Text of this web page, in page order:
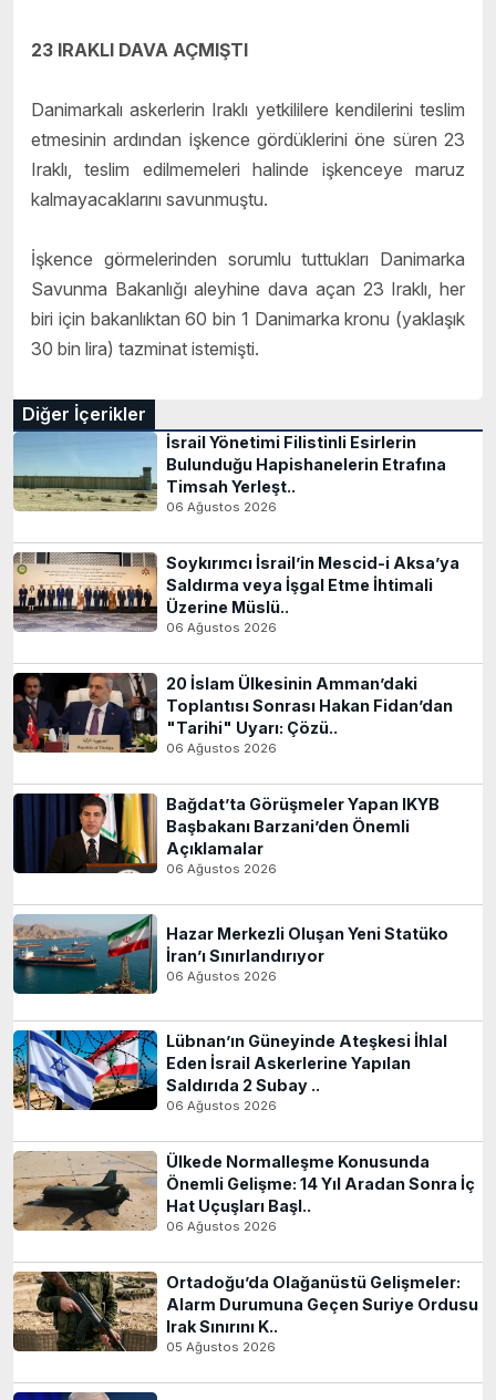
23 IRAKLI DAVA AÇMIŞTI
Danimarkalı askerlerin Iraklı yetkililere kendilerini teslim
etmesinin ardından işkence gördüklerini öne süren 23
Iraklı, teslim edilmemeleri halinde işkenceye maruz
kalmayacaklarını savunmuştu.
İşkence görmelerinden sorumlu tuttukları Danimarka
Savunma Bakanlığı aleyhine dava açan 23 Iraklı, her
biri için bakanlıktan 60 bin 1 Danimarka kronu (yaklaşık
30 bin lira) tazminat istemişti.
Diğer İçerikler
İsrail Yönetimi Filistinli Esirlerin
Bulunduğu Hapishanelerin Etrafına
Timsah Yerleşt..
06 Ağustos 2026
Soykırımcı İsrail’in Mescid-i Aksa’ya
Saldırma veya İşgal Etme İhtimali
Üzerine Müslü..
06 Ağustos 2026
20 İslam Ülkesinin Amman’daki
Toplantısı Sonrası Hakan Fidan’dan
"Tarihi" Uyarı: Çözü..
06 Ağustos 2026
Bağdat’ta Görüşmeler Yapan IKYB
Başbakanı Barzani’den Önemli
Açıklamalar
06 Ağustos 2026
Hazar Merkezli Oluşan Yeni Statüko
İran’ı Sınırlandırıyor
06 Ağustos 2026
Lübnan’ın Güneyinde Ateşkesi İhlal
Eden İsrail Askerlerine Yapılan
Saldırıda 2 Subay ..
06 Ağustos 2026
Ülkede Normalleşme Konusunda
Önemli Gelişme: 14 Yıl Aradan Sonra İç
Hat Uçuşları Başl..
06 Ağustos 2026
Ortadoğu’da Olağanüstü Gelişmeler:
Alarm Durumuna Geçen Suriye Ordusu
Irak Sınırını K..
05 Ağustos 2026